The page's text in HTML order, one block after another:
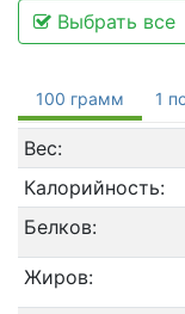
Выбрать все
100 грамм 1
Вес:
Калорийность:
Белков:
Жиров: